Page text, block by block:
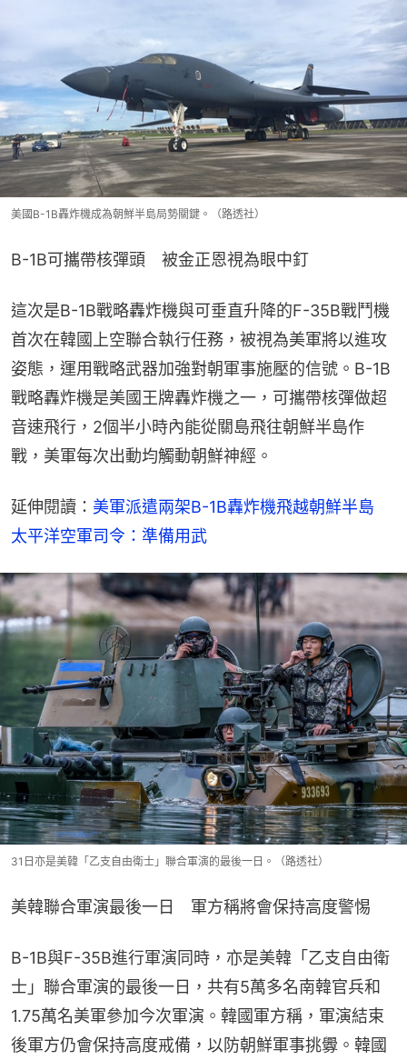
美國B-1B轟炸機成為朝鮮半島局勢關鍵。（路透社）
B-1B可攜帶核彈頭　被金正恩視為眼中釘
這次是B-1B戰略轟炸機與可垂直升降的F-35B戰鬥機
首次在韓國上空聯合執行任務，被視為美軍將以進攻
姿態，運用戰略武器加強對朝軍事施壓的信號。B-1B
戰略轟炸機是美國王牌轟炸機之一，可攜帶核彈做超
音速飛行，2個半小時內能從關島飛往朝鮮半島作
戰，美軍每次出動均觸動朝鮮神經。
延伸閱讀： 美軍派遣兩架B-1B轟炸機飛越朝鮮半島
太平洋空軍司令：準備用武
31日亦是美韓「乙支自由衛士」聯合軍演的最後一日。（路透社）
美韓聯合軍演最後一日　軍方稱將會保持高度警惕
B-1B與F-35B進行軍演同時，亦是美韓「乙支自由衛
士」聯合軍演的最後一日，共有5萬多名南韓官兵和
1.75萬名美軍參加今次軍演。韓國軍方稱，軍演結束
後軍方仍會保持高度戒備，以防朝鮮軍事挑釁。韓國